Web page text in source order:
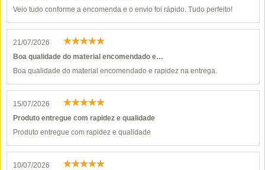
Veio tudo conforme a encomenda e o envio foi rápido. Tudo perfeito!
21/07/2026
Boa qualidade do material encomendado e…
Boa qualidade do material encomendado e rapidez na entrega.
15/07/2026
Produto entregue com rapidez e qualidade
Produto entregue com rapidez e qualidade
10/07/2026